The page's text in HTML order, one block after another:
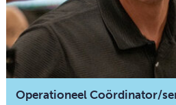
Operationeel Coördinator/